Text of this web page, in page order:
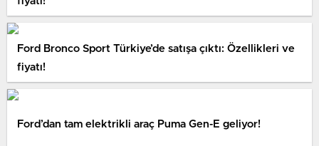
Ford Bronco Sport Türkiye’de satışa çıktı: Özellikleri ve
fiyatı!
Ford’dan tam elektrikli araç Puma Gen-E geliyor!